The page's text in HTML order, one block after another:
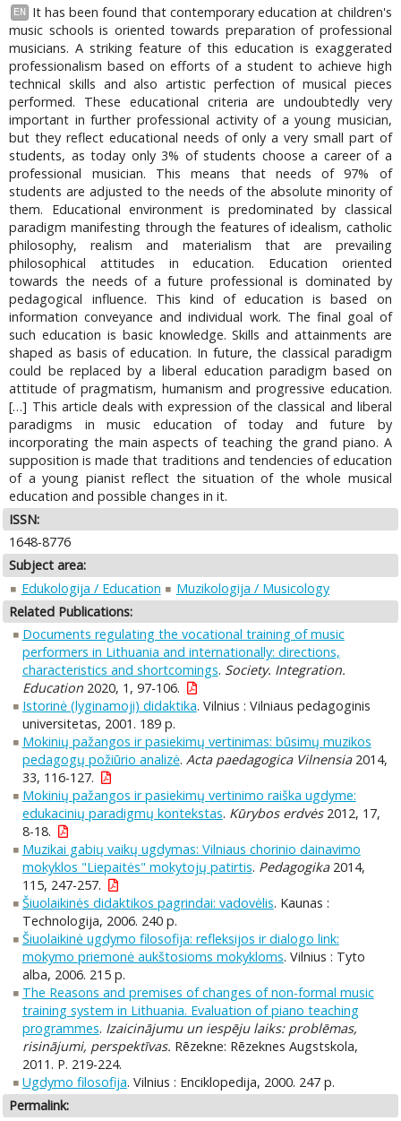
EN
It has been found that contemporary education at children's
music schools is oriented towards preparation of professional
musicians. A striking feature of this education is exaggerated
professionalism based on efforts of a student to achieve high
technical skills and also artistic perfection of musical pieces
performed. These educational criteria are undoubtedly very
important in further professional activity of a young musician,
but they reflect educational needs of only a very small part of
students, as today only 3% of students choose a career of a
professional musician. This means that needs of 97% of
students are adjusted to the needs of the absolute minority of
them. Educational environment is predominated by classical
paradigm manifesting through the features of idealism, catholic
philosophy, realism and materialism that are prevailing
philosophical attitudes in education. Education oriented
towards the needs of a future professional is dominated by
pedagogical influence. This kind of education is based on
information conveyance and individual work. The final goal of
such education is basic knowledge. Skills and attainments are
shaped as basis of education. In future, the classical paradigm
could be replaced by a liberal education paradigm based on
attitude of pragmatism, humanism and progressive education.
[…] This article deals with expression of the classical and liberal
paradigms in music education of today and future by
incorporating the main aspects of teaching the grand piano. A
supposition is made that traditions and tendencies of education
of a young pianist reflect the situation of the whole musical
education and possible changes in it.
ISSN:
1648-8776
Subject area:
Edukologija / Education
Muzikologija / Musicology
Related Publications:
Documents regulating the vocational training of music
performers in Lithuania and internationally: directions,
characteristics and shortcomings. Society. Integration.
Education2020, 1, 97-106.
Istorinė (lyginamoji) didaktika. Vilnius : Vilniaus pedagoginis
universitetas, 2001. 189 p.
Mokinių pažangos ir pasiekimų vertinimas: būsimų muzikos
pedagogų požiūrio analizė. Acta paedagogica Vilnensia2014,
33, 116-127.
Mokinių pažangos ir pasiekimų vertinimo raiška ugdyme:
edukacinių paradigmų kontekstas. Kūrybos erdvės2012, 17,
8-18.
Muzikai gabių vaikų ugdymas: Vilniaus chorinio dainavimo
mokyklos "Liepaitės" mokytojų patirtis. Pedagogika2014,
115, 247-257.
Šiuolaikinės didaktikos pagrindai: vadovėlis. Kaunas :
Technologija, 2006. 240 p.
Šiuolaikinė ugdymo filosofija: refleksijos ir dialogo link:
mokymo priemonė aukštosioms mokykloms. Vilnius : Tyto
alba, 2006. 215 p.
The Reasons and premises of changes of non-formal music
training system in Lithuania. Evaluation of piano teaching
programmes. Izaicinājumu un iespēju laiks: problēmas,
risinājumi, perspektīvas. Rēzekne: Rēzeknes Augstskola,
2011. P. 219-224.
Ugdymo filosofija. Vilnius : Enciklopedija, 2000. 247 p.
Permalink: